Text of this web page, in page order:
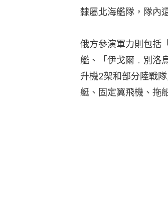
隸屬北海艦隊，隊內
俄方參演軍力則包括
艦、「伊戈爾﹒別洛
升機2架和部分陸戰
艇、固定翼飛機、拖